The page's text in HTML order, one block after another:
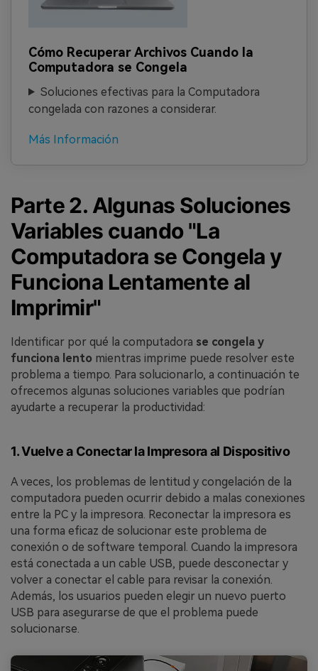
Cómo Recuperar Archivos Cuando la
Computadora se Congela
Soluciones efectivas para la Computadora
congelada con razones a considerar.
Más Información
Parte 2. Algunas Soluciones
Variables cuando "La
Computadora se Congela y
Funciona Lentamente al
Imprimir"
Identificar por qué la computadora se congela y
funciona lento mientras imprime puede resolver este
problema a tiempo. Para solucionarlo, a continuación te
ofrecemos algunas soluciones variables que podrían
ayudarte a recuperar la productividad:
1. Vuelve a Conectar la Impresora al Dispositivo
A veces, los problemas de lentitud y congelación de la
computadora pueden ocurrir debido a malas conexiones
entre la PC y la impresora. Reconectar la impresora es
una forma eficaz de solucionar este problema de
conexión o de software temporal. Cuando la impresora
está conectada a un cable USB, puede desconectar y
volver a conectar el cable para revisar la conexión.
Además, los usuarios pueden elegir un nuevo puerto
USB para asegurarse de que el problema puede
solucionarse.